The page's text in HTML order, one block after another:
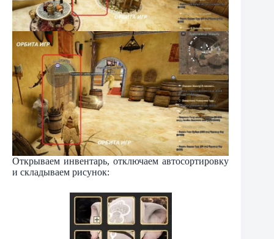
Открываем инвентарь, отключаем автосортировку
и складываем рисунок: